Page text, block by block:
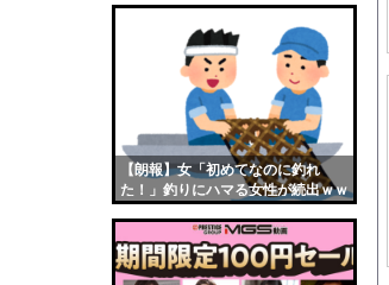
【朗報】女「初めてなのに釣れ
た！」釣りにハマる女性が続出ｗｗ